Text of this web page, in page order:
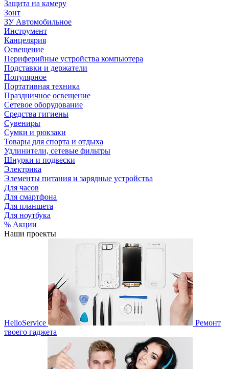
Защита на камеру
Зонт
ЗУ Автомобильное
Инструмент
Канцелярия
Освещение
Периферийные устройства компьютера
Подставки и держатели
Популярное
Портативная техника
Праздничное освещение
Сетевое оборудование
Средства гигиены
Сувениры
Сумки и рюкзаки
Товары для спорта и отдыха
Удлинители, сетевые фильтры
Шнурки и подвески
Электрика
Элементы питания и зарядные устройства
Для часов
Для смартфона
Для планшета
Для ноутбука
% Акции
Наши проекты
HelloService
Ремонт
твоего гаджета